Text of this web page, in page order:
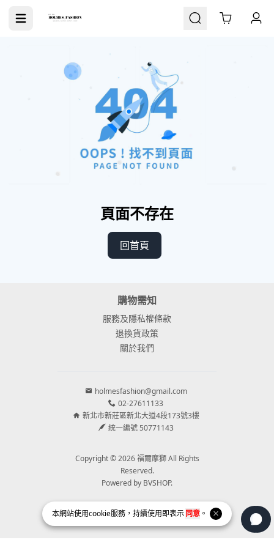
Cart
本網站使用cookie服務，持續使用即表示同意 。
頁面不存在
回首頁
購物需知
服務及隱私權條款
退換貨政策
關於我們
holmesfashion@gmail.com
02-27611133
新北市新莊區新北大道4段173號3樓
統一編號 50771143
Copyright © 2026 福爾摩獅 All Rights
Reserved.
Powered by BVSHOP.